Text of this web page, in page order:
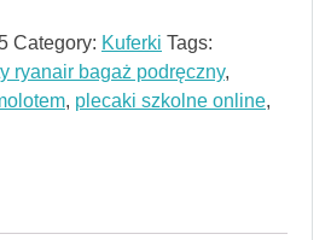
Category: Kuferki Tags:
ryanair bagaż podręczny,
, plecaki szkolne online,